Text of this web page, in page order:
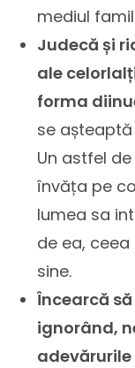
mediul
Judecă și
ale
forma
se
Un astfel
învăța pe
lumea sa
de ea,
sine.
Încearcă
ignorând,
adevărurile